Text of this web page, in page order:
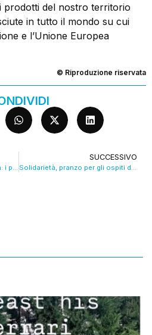
prodotti del nostro territorio
in tutto il mondo su cui
e l’Unione Europea
© Riproduzione riservata
A fuoco cucina in via Mantova: i pompieri salvano i 4 residenti
SUCCESSIVO
Solidarietà, pranzo per gli ospiti delle Cra di Modena. VIDEO